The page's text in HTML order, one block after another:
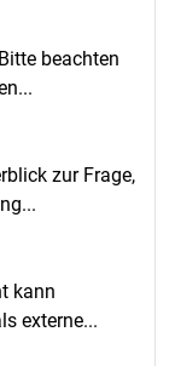
beachten
zur Frage,
kann
externe...